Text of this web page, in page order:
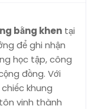
bằng khen tại
để ghi nhận
học tập, công
đồng. Với
khung
vinh thành